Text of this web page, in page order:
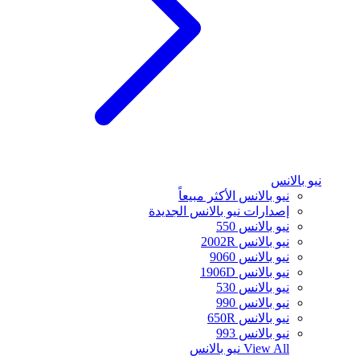
نيو بالانس
نيو بالانس الأكثر مبيعاً
إصدارات نيو بالانس الجديدة
نيو بالانس 550
نيو بالانس 2002R
نيو بالانس 9060
نيو بالانس 1906D
نيو بالانس 530
نيو بالانس 990
نيو بالانس 650R
نيو بالانس 993
View All نيو بالانس